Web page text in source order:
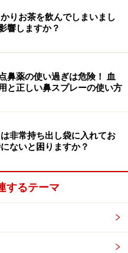
能性があることからパー
方や、抗精神薬などを服
うがよいです。
して、妊婦・授乳時 は安
チェストベリーは一部で
ントして販売されている
汁分泌が減少すると考え
ホルモン剤との併用も避
は併用により効果が減弱
ています。ホルモンに過
使用しないでください。
りお茶を飲んでしまいまし
響しますか？
鼻薬の使い過ぎは危険！ 血
と正しい鼻スプレーの使い方
非常持ち出し袋に入れてお
ないと困りますか？
するテーマ